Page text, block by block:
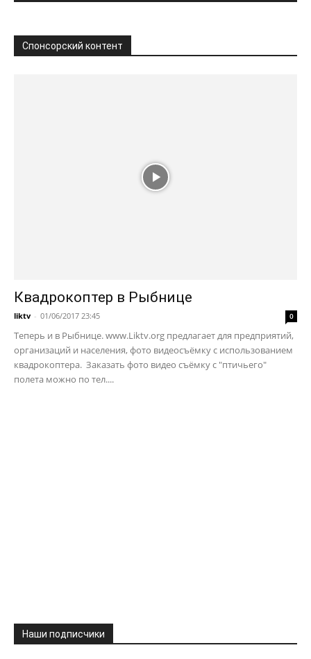
Спонсорский контент
Квадрокоптер в Рыбнице
liktv - 01/06/2017 23:45 0
Теперь и в Рыбнице. www.Liktv.org предлагает для предприятий,
организаций и населения, фото видеосъёмку с использованием
квадрокоптера. Заказать фото видео съёмку с "птичьего"
полета можно по тел....
Наши подписчики